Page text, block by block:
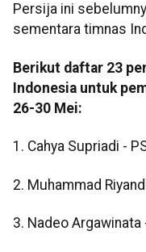
Persija ini
sementara timnas
Berikut daftar 23
Indonesia untuk
26-30 Mei:
1. Cahya Supriadi -
2. Muhammad
3. Nadeo Argawinata